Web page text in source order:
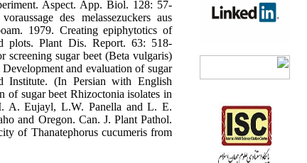
Aspect. App. Biol. 128: 57-
des melassezuckers aus
1979. Creating epiphytotics of
plots. Plant Dis. Report. 63: 518-
sugar beet (Beta vulgaris)
and evaluation of sugar
Institute. (In Persian with English
of sugar beet Rhizoctonia isolates in
A. Eujayl, L.W. Panella and L. E.
and Oregon. Can. J. Plant Pathol.
of Thanatephorus cucumeris from